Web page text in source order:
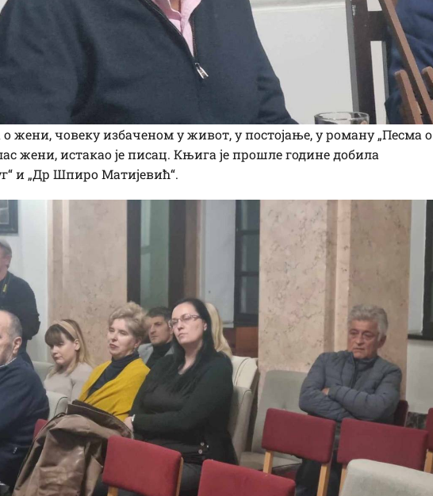
жени, човеку избаченом у живот, у постојање, у роману „Песма о
жени, истакао је писац. Књига је прошле године добила
и „Др Шпиро Матијевић“.